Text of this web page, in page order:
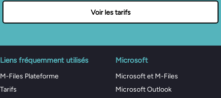
Voir les tarifs
Liens fréquemment utilisés
M-Files Plateforme
Tarifs
Microsoft
Microsoft et M-Files
Microsoft Outlook